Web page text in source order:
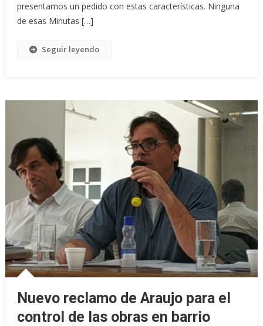
presentamos un pedido con estas características. Ninguna
de esas Minutas […]
Seguir leyendo
Nuevo reclamo de Araujo para el
control de las obras en barrio